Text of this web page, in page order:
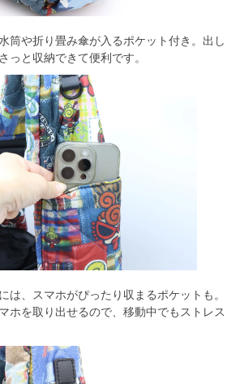
筒や折り畳み傘が入るポケット付き。出し
っと収納できて便利です。
は、スマホがぴったり収まるポケットも。
ホを取り出せるので、移動中でもストレス